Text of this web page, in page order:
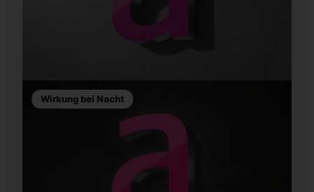
Wirkung bei Nacht